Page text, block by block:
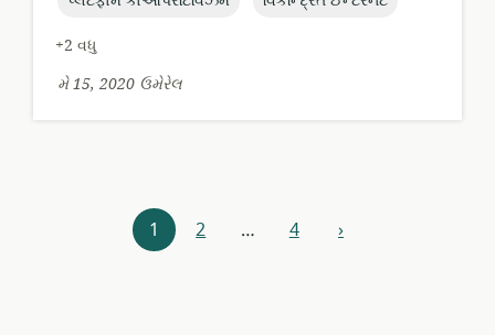
+2 વધુ
મે 15, 2020 ઉમેરેલ
1 2 … 4 આગળ
›